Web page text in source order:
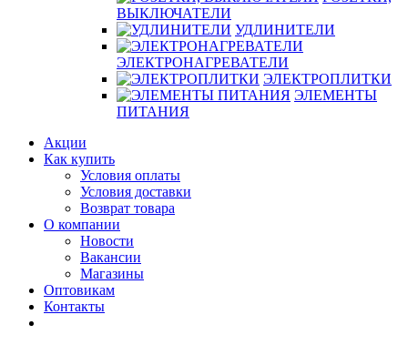
ВЫКЛЮЧАТЕЛИ
УДЛИНИТЕЛИ
ЭЛЕКТРОНАГРЕВАТЕЛИ
ЭЛЕКТРОПЛИТКИ
ЭЛЕМЕНТЫ
ПИТАНИЯ
Акции
Как купить
Условия оплаты
Условия доставки
Возврат товара
О компании
Новости
Вакансии
Магазины
Оптовикам
Контакты